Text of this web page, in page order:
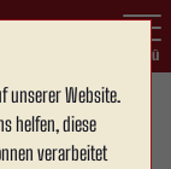
unserer Website.
helfen, diese
verarbeitet
Menü